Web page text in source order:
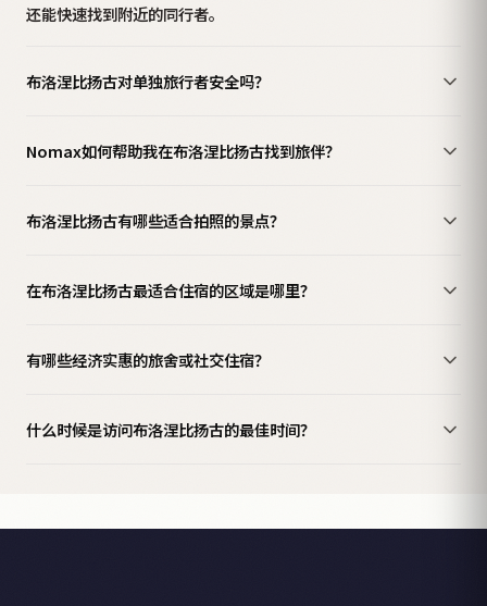
还能快速找到附近的同行者。
布洛涅比扬古对单独旅行者安全吗？
Nomax如何帮助我在布洛涅比扬古找到旅伴？
布洛涅比扬古有哪些适合拍照的景点？
在布洛涅比扬古最适合住宿的区域是哪里？
有哪些经济实惠的旅舍或社交住宿？
什么时候是访问布洛涅比扬古的最佳时间？